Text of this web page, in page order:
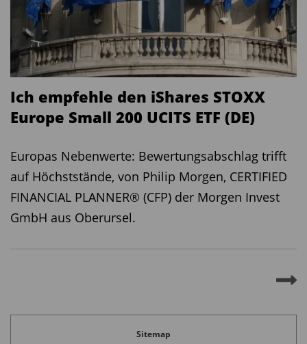
Ich empfehle den iShares STOXX
Europe Small 200 UCITS ETF (DE)
Europas Nebenwerte: Bewertungsabschlag trifft
auf Höchststände, von Philip Morgen, CERTIFIED
FINANCIAL PLANNER® (CFP) der Morgen Invest
GmbH aus Oberursel.
Sitemap